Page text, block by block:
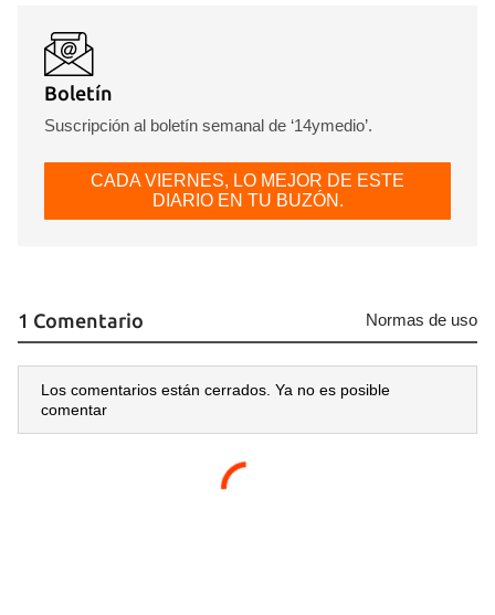
Boletín
Suscripción al boletín semanal de ‘14ymedio’.
CADA VIERNES, LO MEJOR DE ESTE
DIARIO EN TU BUZÓN.
1 Comentario Normas de uso
Los comentarios están cerrados. Ya no es posible
comentar